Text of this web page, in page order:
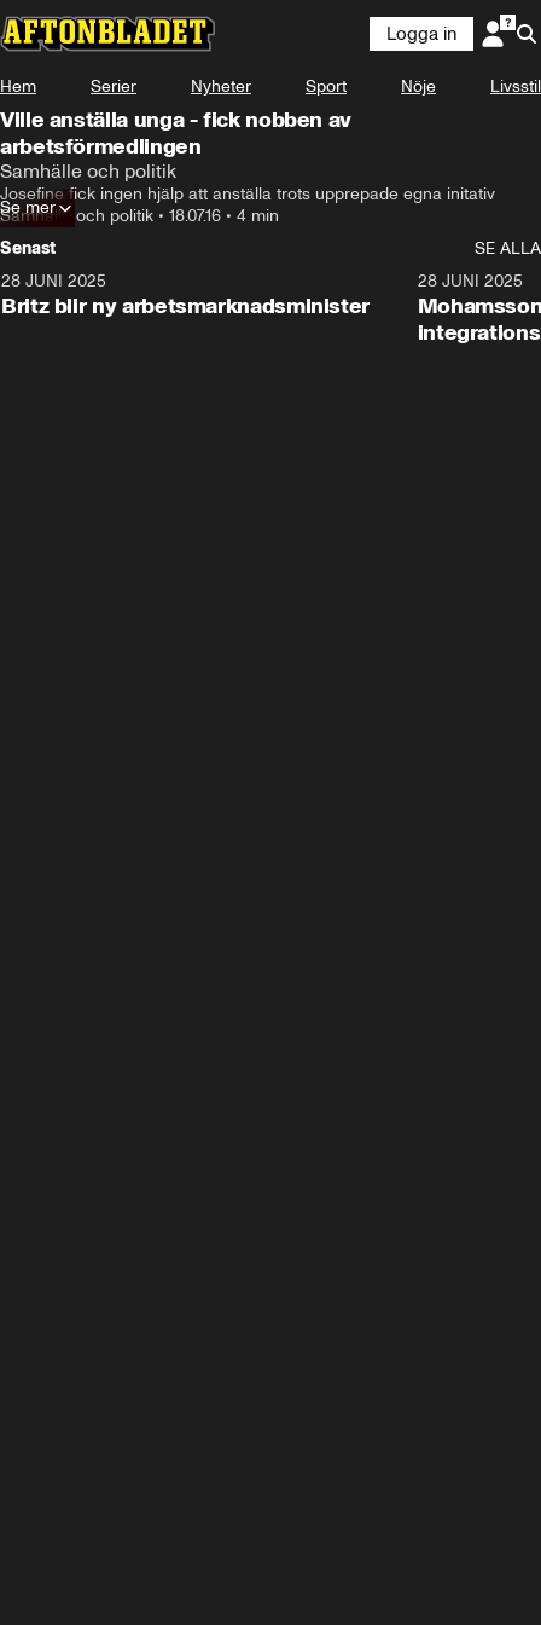
Logga in
Hem Serier Nyheter Sport Nöje Livsstil
Ville anställa unga - fick nobben av
arbetsförmedlingen
Samhälle och politik
Josefine fick ingen hjälp att anställa trots upprepade egna initativ
Samhälle och politik • 18.07.16 • 4 min
Se mer
Senast
SE ALLA
28 JUNI 2025
Britz blir ny arbetsmarknadsminister
28 JUNI 2025